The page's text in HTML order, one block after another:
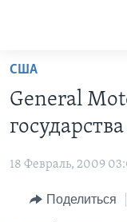
Перейти
основной
контент
Перейти
навигации
НОВОСТИ ЗА
ИТОГИ
ПРОЕКТЫ
УЧИМ
НАША
ЭКСПЕРТИЗА
ИНТЕРВЬЮ
США
General
18 Февраль, 2009
Поделиться